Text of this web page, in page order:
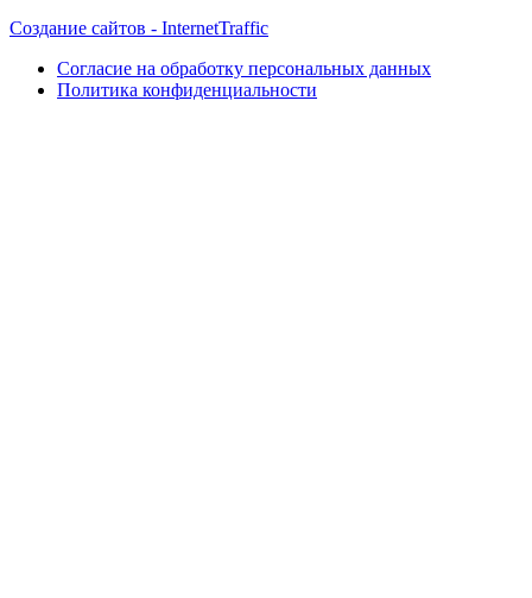
Создание сайтов - InternetTraffic
Согласие на обработку персональных данных
Политика конфиденциальности